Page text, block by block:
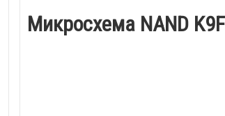
Микросхема NAND